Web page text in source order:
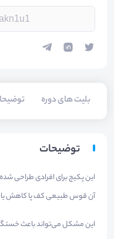
بلیت های دوره
توضیحات
این پکیج برای افرادی طراحی
آن قوس طبیعی کف پا کاهش
این مشکل می‌تواند باعث